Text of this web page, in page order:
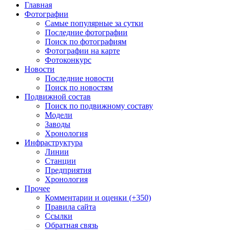
Главная
Фотографии
Cамые популярные за сутки
Последние фотографии
Поиск по фотографиям
Фотографии на карте
Фотоконкурс
Новости
Последние новости
Поиск по новостям
Подвижной состав
Поиск по подвижному составу
Модели
Заводы
Хронология
Инфраструктура
Линии
Станции
Предприятия
Хронология
Прочее
Комментарии и оценки (+350)
Правила сайта
Ссылки
Обратная связь